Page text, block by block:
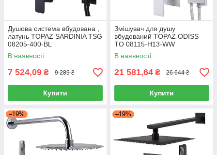
Душова система вбудована ,
латунь TOPAZ SARDINIA TSG
08205-400-BL
В наявності
7 524,09 ₴ 9 289 ₴
Купити
Змішувач для душу
вбудований TOPAZ ODISS
TO 08115-H13-WW
В наявності
21 581,64 ₴ 26 644 ₴
Купити
–19% –19%